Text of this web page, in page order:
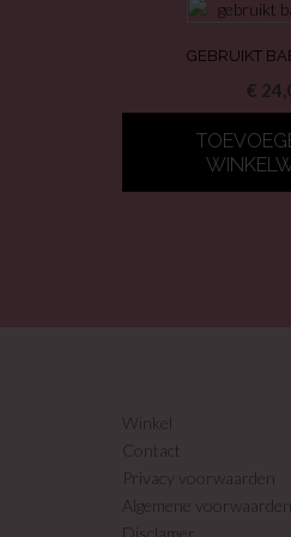
GEBRUIKT
€
Winkel
Contact
Privacy voorwaarden
Algemene voorwaarden
Disclamer